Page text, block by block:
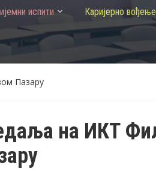
испити Каријерно
Пазару
на ИКТ